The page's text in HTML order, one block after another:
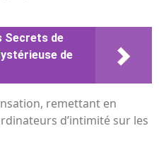
Secrets de
de
remettant en
d’intimité sur les